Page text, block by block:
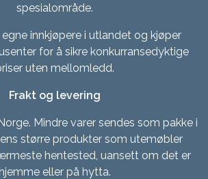
spesialområde.
innkjøpere i utlandet og kjøper
for å sikre konkurransedyktige
uten mellomledd.
Frakt og levering
Mindre varer sendes som pakke i
større produkter som utemøbler
hentested, uansett om det er
eller på hytta.